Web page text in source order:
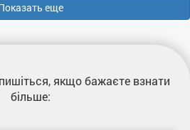
еще
якщо бажаєте взнати
більше: